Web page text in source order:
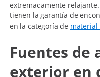
extremadamente
tienen la garantía de
en la categoría de material
Fuentes de
exterior en